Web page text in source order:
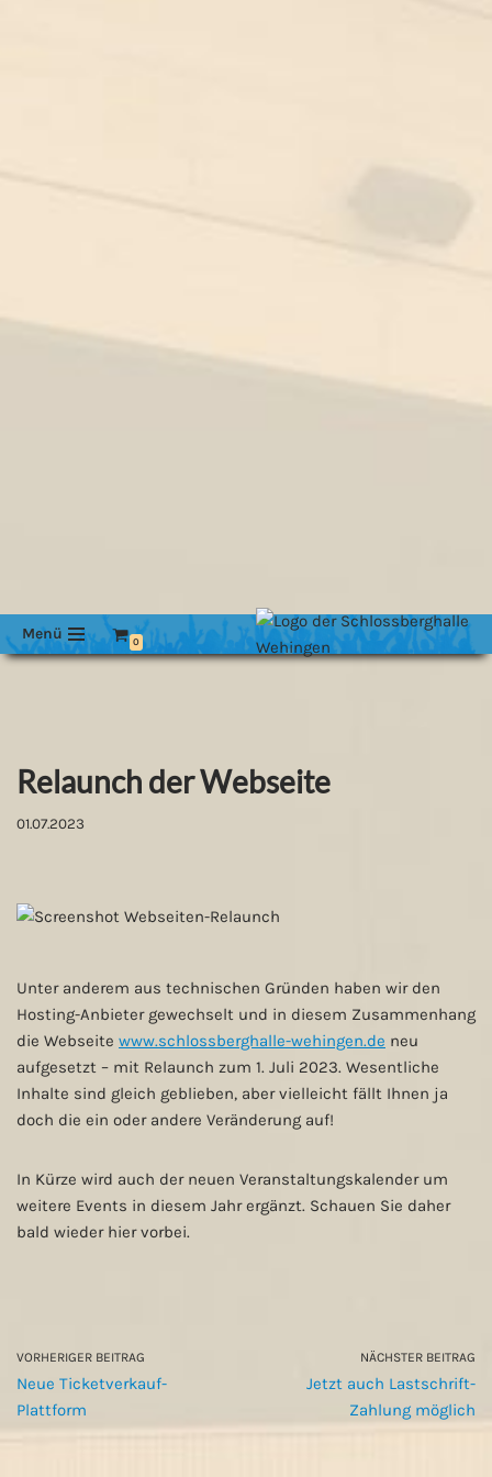
Menü 0
Relaunch der Webseite
01.07.2023
Unter anderem aus technischen Gründen haben wir den
Hosting-Anbieter gewechselt und in diesem Zusammenhang
die Webseite www.schlossberghalle-wehingen.de neu
aufgesetzt – mit Relaunch zum 1. Juli 2023. Wesentliche
Inhalte sind gleich geblieben, aber vielleicht fällt Ihnen ja
doch die ein oder andere Veränderung auf!
In Kürze wird auch der neuen Veranstaltungskalender um
weitere Events in diesem Jahr ergänzt. Schauen Sie daher
bald wieder hier vorbei.
VORHERIGER BEITRAG
Neue Ticketverkauf-
Plattform
NÄCHSTER BEITRAG
Jetzt auch Lastschrift-
Zahlung möglich